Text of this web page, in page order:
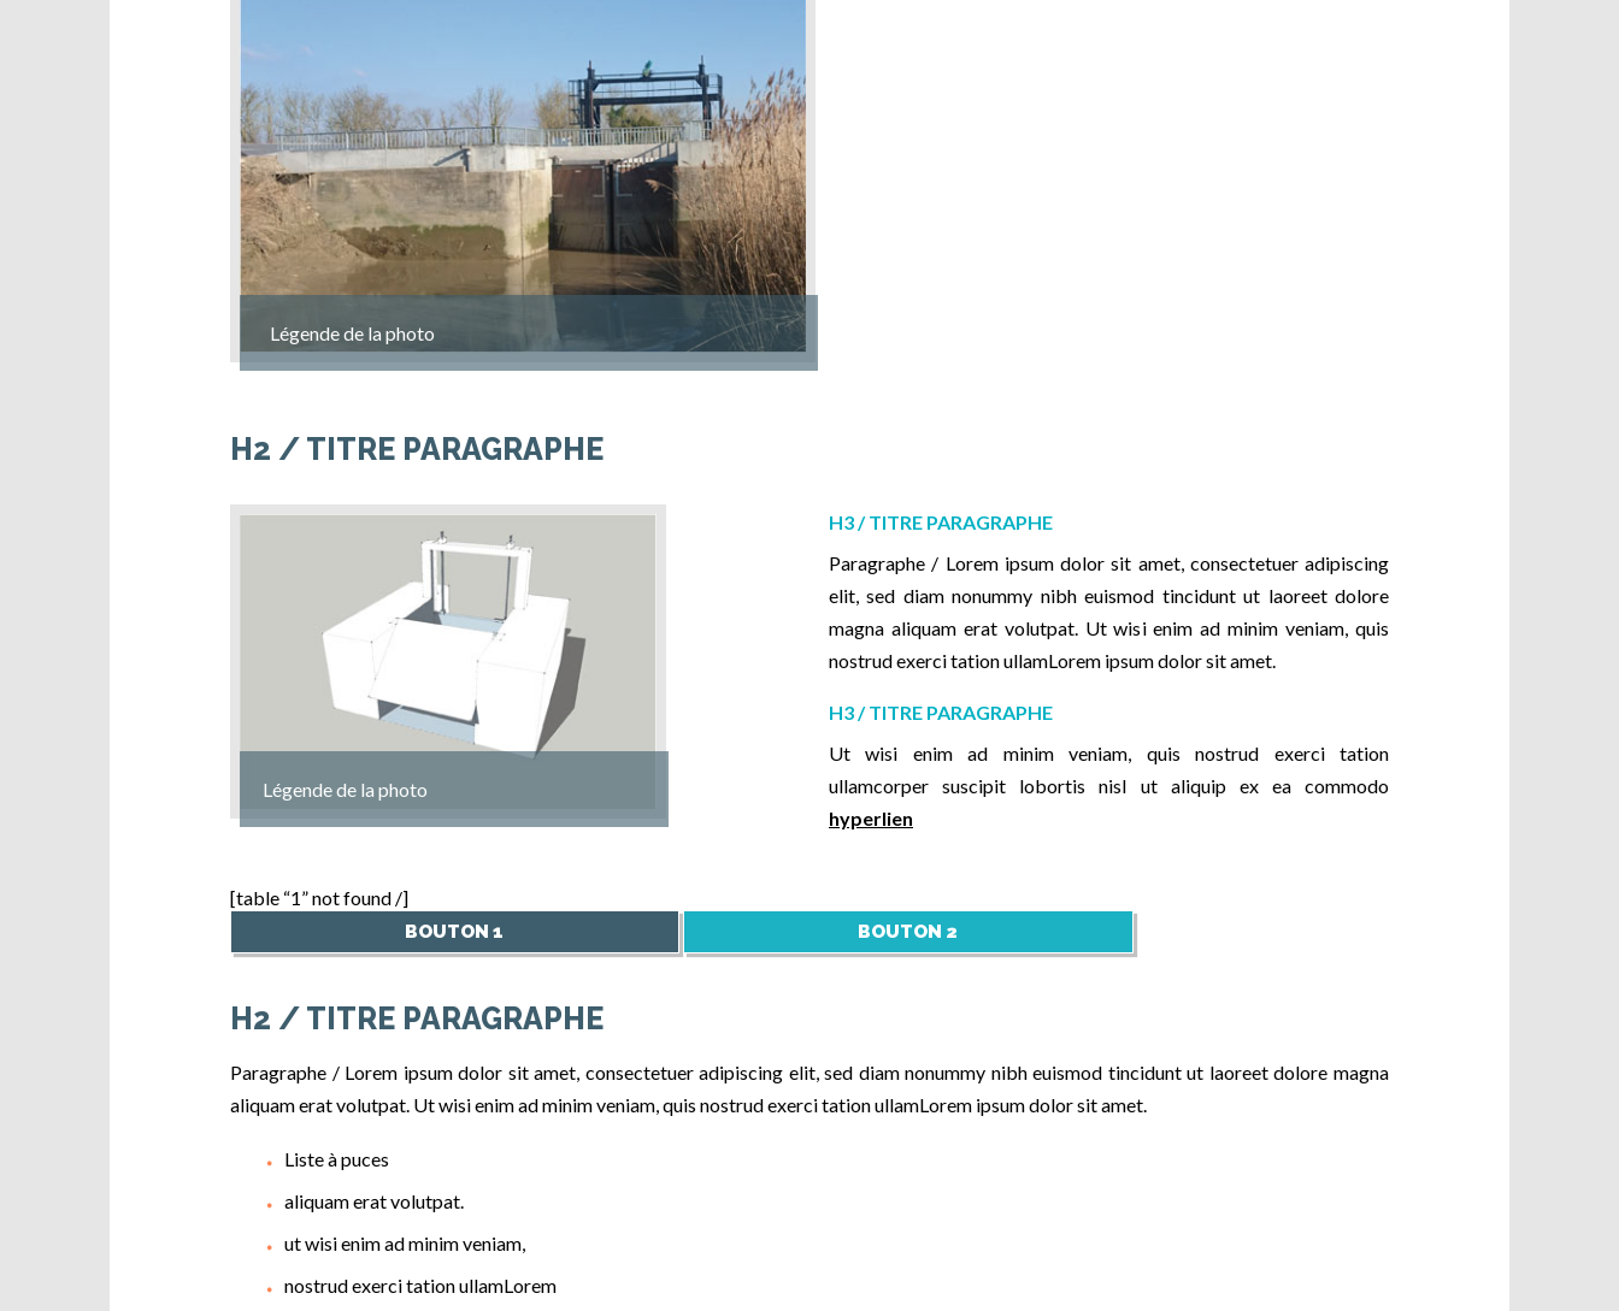
Légende de la photo
H2 / TITRE PARAGRAPHE
Légende de la photo
H3 / TITRE PARAGRAPHE
Paragraphe / Lorem ipsum dolor sit amet, consectetuer adipiscing
elit, sed diam nonummy nibh euismod tincidunt ut laoreet dolore
magna aliquam erat volutpat. Ut wisi enim ad minim veniam, quis
nostrud exerci tation ullamLorem ipsum dolor sit amet.
H3 / TITRE PARAGRAPHE
Ut wisi enim ad minim veniam, quis nostrud exerci tation
ullamcorper suscipit lobortis nisl ut aliquip ex ea commodo
hyperlien
[table “1” not found /]
BOUTON 1 BOUTON 2
H2 / TITRE PARAGRAPHE
Paragraphe / Lorem ipsum dolor sit amet, consectetuer adipiscing elit, sed diam nonummy nibh euismod tincidunt ut laoreet dolore magna
aliquam erat volutpat. Ut wisi enim ad minim veniam, quis nostrud exerci tation ullamLorem ipsum dolor sit amet.
Liste à puces
aliquam erat volutpat.
ut wisi enim ad minim veniam,
nostrud exerci tation ullamLorem